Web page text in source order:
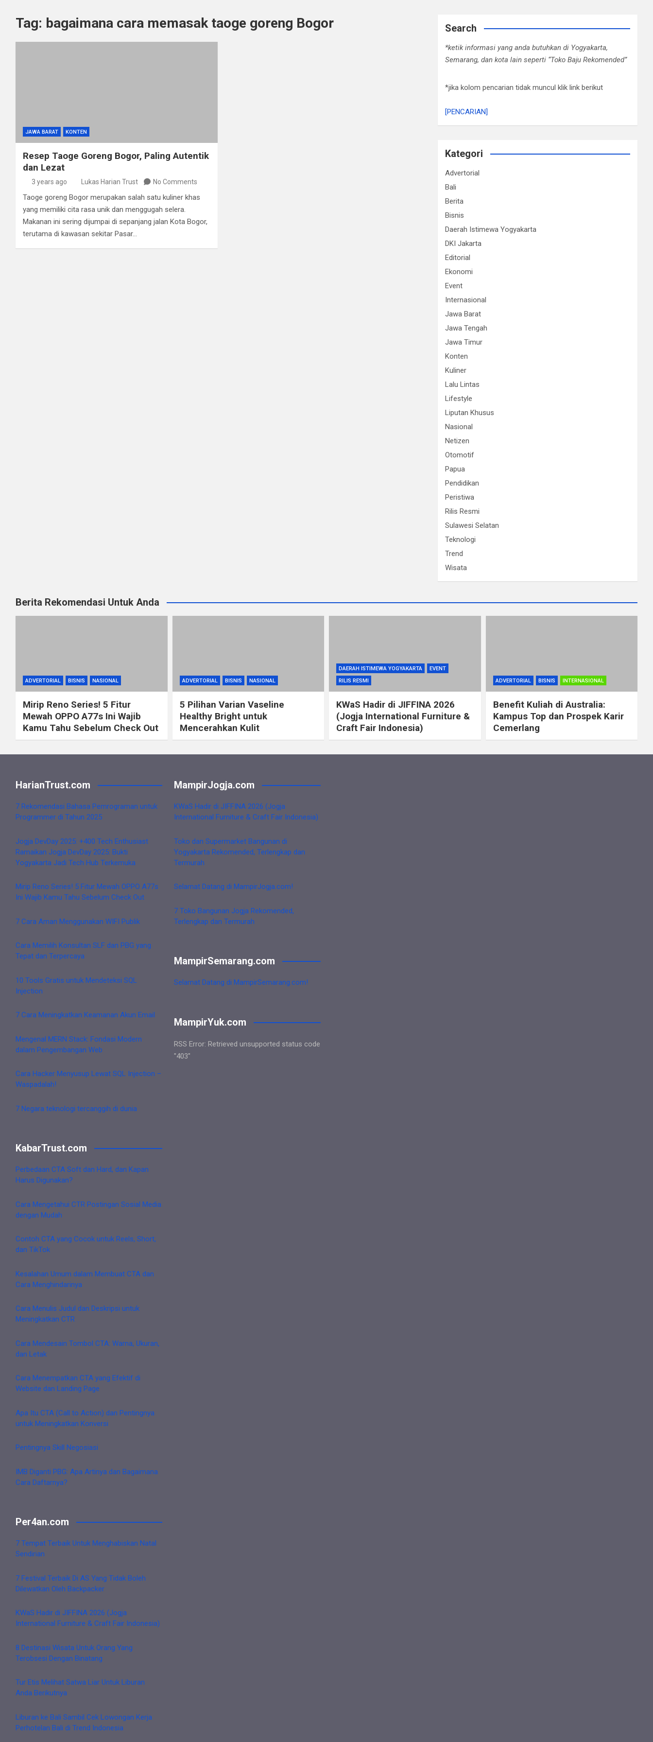
Tag: bagaimana cara memasak taoge goreng Bogor
JAWA BARAT KONTEN
Resep Taoge Goreng Bogor, Paling Autentik
dan Lezat
3 years ago Lukas Harian Trust No Comments
Taoge goreng Bogor merupakan salah satu kuliner khas
yang memiliki cita rasa unik dan menggugah selera.
Makanan ini sering dijumpai di sepanjang jalan Kota Bogor,
terutama di kawasan sekitar Pasar…
Search
*ketik informasi yang anda butuhkan di Yogyakarta,
Semarang, dan kota lain seperti “Toko Baju Rekomended”
*jika kolom pencarian tidak muncul klik link berikut
[PENCARIAN]
Kategori
Advertorial
Bali
Berita
Bisnis
Daerah Istimewa Yogyakarta
DKI Jakarta
Editorial
Ekonomi
Event
Internasional
Jawa Barat
Jawa Tengah
Jawa Timur
Konten
Kuliner
Lalu Lintas
Lifestyle
Liputan Khusus
Nasional
Netizen
Otomotif
Papua
Pendidikan
Peristiwa
Rilis Resmi
Sulawesi Selatan
Teknologi
Trend
Wisata
Berita Rekomendasi Untuk Anda
ADVERTORIAL BISNIS NASIONAL
Mirip Reno Series! 5 Fitur
Mewah OPPO A77s Ini Wajib
Kamu Tahu Sebelum Check Out
ADVERTORIAL BISNIS NASIONAL
5 Pilihan Varian Vaseline
Healthy Bright untuk
Mencerahkan Kulit
DAERAH ISTIMEWA YOGYAKARTA
EVENT
RILIS RESMI
KWaS Hadir di JIFFINA 2026
(Jogja International Furniture &
Craft Fair Indonesia)
ADVERTORIAL BISNIS INTERNASIONAL
Benefit Kuliah di Australia:
Kampus Top dan Prospek Karir
Cemerlang
HarianTrust.com
7 Rekomendasi Bahasa Pemrograman untuk
Programmer di Tahun 2025
Jogja DevDay 2025: +400 Tech Enthusiast
Ramaikan Jogja DevDay 2025: Bukti
Yogyakarta Jadi Tech Hub Terkemuka
Mirip Reno Series! 5 Fitur Mewah OPPO A77s
Ini Wajib Kamu Tahu Sebelum Check Out
7 Cara Aman Menggunakan WIFI Publik
Cara Memilih Konsultan SLF dan PBG yang
Tepat dan Terpercaya
10 Tools Gratis untuk Mendeteksi SQL
Injection
7 Cara Meningkatkan Keamanan Akun Email
Mengenal MERN Stack: Fondasi Modern
dalam Pengembangan Web
Cara Hacker Menyusup Lewat SQL Injection –
Waspadalah!
7 Negara teknologi tercanggih di dunia
KabarTrust.com
Perbedaan CTA Soft dan Hard, dan Kapan
Harus Digunakan?
Cara Mengetahui CTR Postingan Sosial Media
dengan Mudah
Contoh CTA yang Cocok untuk Reels, Short,
dan TikTok
Kesalahan Umum dalam Membuat CTA dan
Cara Menghindarinya
Cara Menulis Judul dan Deskripsi untuk
Meningkatkan CTR
Cara Mendesain Tombol CTA: Warna, Ukuran,
dan Letak
Cara Menempatkan CTA yang Efektif di
Website dan Landing Page
Apa Itu CTA (Call to Action) dan Pentingnya
untuk Meningkatkan Konversi
Pentingnya Skill Negosiasi
IMB Diganti PBG: Apa Artinya dan Bagaimana
Cara Daftarnya?
Per4an.com
7 Tempat Terbaik Untuk Menghabiskan Natal
Sendirian
7 Festival Terbaik Di AS Yang Tidak Boleh
Dilewatkan Oleh Backpacker
KWaS Hadir di JIFFINA 2026 (Jogja
International Furniture & Craft Fair Indonesia)
8 Destinasi Wisata Untuk Orang Yang
Terobsesi Dengan Binatang
Tur Etis Melihat Satwa Liar Untuk Liburan
Anda Berikutnya
Liburan ke Bali Sambil Cek Lowongan Kerja
Perhotelan Bali di Trend Indonesia
MampirJogja.com
KWaS Hadir di JIFFINA 2026 (Jogja
International Furniture & Craft Fair Indonesia)
Toko dan Supermarket Bangunan di
Yogyakarta Rekomended, Terlengkap dan
Termurah
Selamat Datang di MampirJogja.com!
7 Toko Bangunan Jogja Rekomended,
Terlengkap dan Termurah
MampirSemarang.com
Selamat Datang di MampirSemarang.com!
MampirYuk.com
RSS Error: Retrieved unsupported status code
"403"